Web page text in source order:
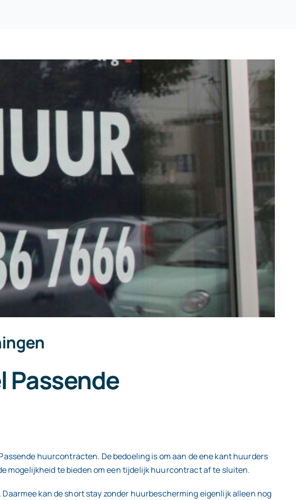
huurcontracten. De bedoeling is om aan de ene kant huurders
mogelijkheid te bieden om een tijdelijk huurcontract af te sluiten.
kan de short stay zonder huurbescherming eigenlijk alleen nog